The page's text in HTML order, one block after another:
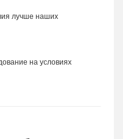
лучше наших
на условиях